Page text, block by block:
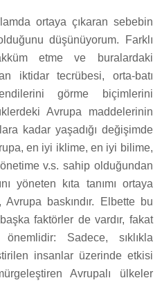
ortaya çıkaran sebebin
düşünüyorum. Farklı
etme ve buralardaki
iktidar tecrübesi, orta-batı
görme biçimlerini
Avrupa maddelerinin
kadar yaşadığı değişimde
en iyi iklime, en iyi bilime,
v.s. sahip olduğundan
yöneten kıta tanımı ortaya
Avrupa baskındır. Elbette bu
faktörler de vardır, fakat
Sadece, sıklıkla
insanlar üzerinde etkisi
Avrupalı ülkeler